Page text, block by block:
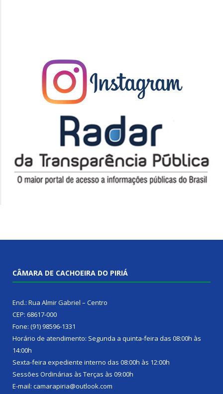
CÂMARA DE CACHOEIRA DO PIRIÁ
End.: Rua Almir Gabriel – Centro
CEP: 68617-000
Fone: (91) 98596-1331
Horário de atendimento: Segunda a quinta-feira das 08:00h às
14:00h
Sexta-feira expediente interno das 08:00h às 12:00h
Sessões Ordinárias às Terças às 09:00h
E-mail: camarapiria@outlook.com